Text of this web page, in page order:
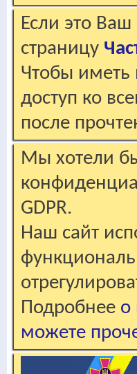
Если это
страницу
Чтобы иметь
доступ ко
после
Мы хотели
GDPR.
Наш сайт
Подробнее о
можете